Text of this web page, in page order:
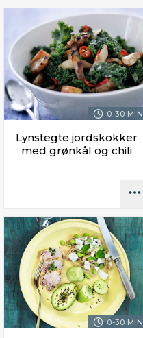
0-30 MIN.
Lynstegte jordskokker
med grønkål og chili
0-30 MIN.